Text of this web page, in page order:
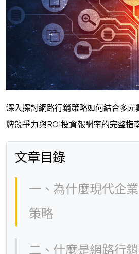
深入探討網路行銷策略如何結合多
牌競爭力與ROI投資報酬率的完整指
文章目錄
一、為什麼現代企
策略
二、什麼是網路行